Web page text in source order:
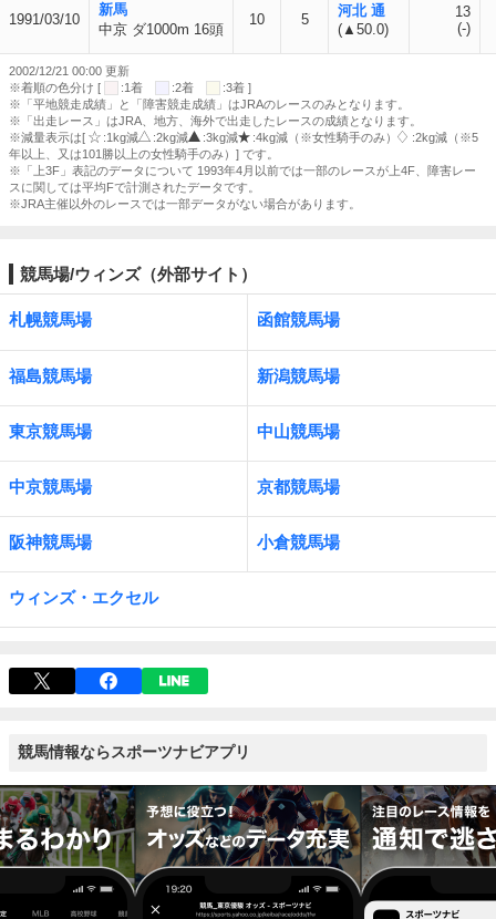
1991/03/10
新馬
中京 ダ1000m 16頭
10 5
河北 通
(▲50.0)
13
(-)
2002/12/21 00:00 更新
※着順の色分け [
:1着 :2着
:3着 ]
※「平地競走成績」と「障害競走成績」はJRAのレースのみとなります。
※「出走レース」はJRA、地方、海外で出走したレースの成績となります。
※減量表示は[
:1kg減 :2kg減 :3kg減 :4kg減（※女性騎手のみ）
:2kg減（※5
年以上、又は101勝以上の女性騎手のみ）] です。
※「上3F」表記のデータについて 1993年4月以前では一部のレースが上4F、障害レー
スに関しては平均Fで計測されたデータです。
※JRA主催以外のレースでは一部データがない場合があります。
競馬場/ウィンズ（外部サイト）
札幌競馬場 函館競馬場
福島競馬場 新潟競馬場
東京競馬場 中山競馬場
中京競馬場 京都競馬場
阪神競馬場 小倉競馬場
ウィンズ・エクセル
競馬情報ならスポーツナビアプリ